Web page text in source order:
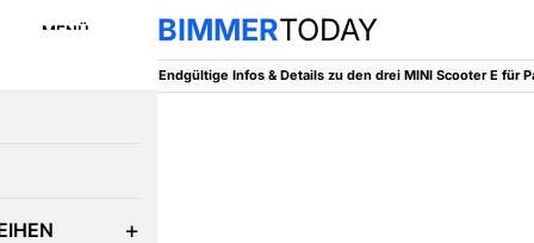
MENÜ BIMMERTODAY
Endgültige Infos & Details zu den drei MINI Scooter E für